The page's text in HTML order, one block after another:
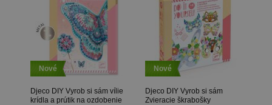
Nové
Djeco DIY Vyrob si sám vílie
krídla a prútik na ozdobenie
Nové
Djeco DIY Vyrob si sám
Zvieracie škrabošky